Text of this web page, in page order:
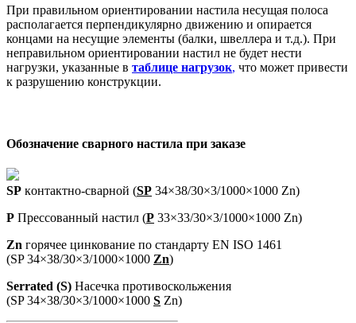
При правильном ориентировании настила несущая полоса
располагается перпендикулярно движению и опирается
концами на несущие элементы (балки, швеллера и т.д.). При
неправильном ориентировании настил не будет нести
нагрузки, указанные в таблице нагрузок, что может привести
к разрушению конструкции.
Обозначение сварного настила при заказе
SP кoнтактно-сварной (SP 34×38/30×3/1000×1000 Zn)
P Прессованный настил (P 33×33/30×3/1000×1000 Zn)
Zn горячее цинкование по стандарту EN ISO 1461
(SP 34×38/30×3/1000×1000 Zn)
Serrated (S) Насечка противоскольжения
(SP 34×38/30×3/1000×1000 S Zn)